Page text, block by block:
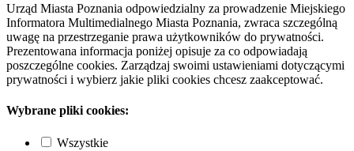
Urząd Miasta Poznania odpowiedzialny za prowadzenie Miejskiego
Informatora Multimedialnego Miasta Poznania, zwraca szczególną
uwagę na przestrzeganie prawa użytkowników do prywatności.
Prezentowana informacja poniżej opisuje za co odpowiadają
poszczególne cookies. Zarządzaj swoimi ustawieniami dotyczącymi
prywatności i wybierz jakie pliki cookies chcesz zaakceptować.
Wybrane pliki cookies:
Wszystkie